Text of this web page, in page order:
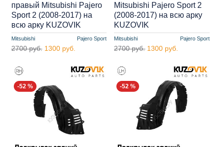
Mitsubishi Pajero Sport
правый Mitsubishi Pajero
Sport 2 (2008-2017) на
всю арку KUZOVIK
2700 руб. 1300 руб.
Mitsubishi Pajero Sport
Mitsubishi Pajero Sport 2
(2008-2017) на всю арку
KUZOVIK
2700 руб. 1300 руб.
-52 % -52 %